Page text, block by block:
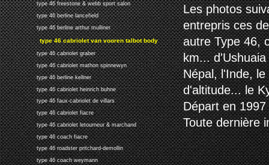
type 46 freestone & webb sport salon
type 46 berline lancefield
type 46 berline arthur mulliner
type 46 cabriolet van vooren talbot body
type 46 cabriolet graber
type 46 cabriolet mathon spinnewyn
type 46 berline kellner
type 46 cabriolet heinrich buhne
type 46 faux-cabriolet de villars
type 46 cabriolet fiacre
type 46 cabriolet letourneur & marchand
type 46 coach fiacre
type 46 roadster pritchard-demollin
type 46 coach weymann
Les photos
entrepris ces
autre Type 46,
km...
Népal, l'Inde,
d'altitude... le
Départ en
Toute dernière